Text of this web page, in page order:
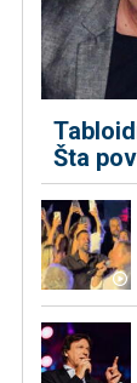
Šta